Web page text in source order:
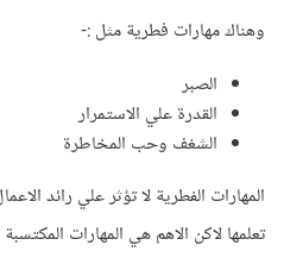
وهناك مهارات فطرية مثل:-
الصبر
القدرة علي الاستمرار
الشغف وحب المخاطرة
المهارات الفطرية لا تؤثر علي رائد
تعلمها لاكن الاهم هي المهارات